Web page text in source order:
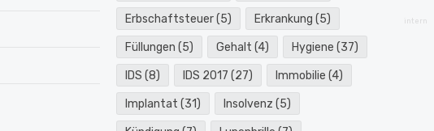
Erbschaftsteuer(5) Erkrankung (5)
Füllungen (5) Gehalt (4) Hygiene (37)
IDS (8) IDS 2017 (27) Immobilie (4)
Implantat (31) Insolvenz (5)
intern